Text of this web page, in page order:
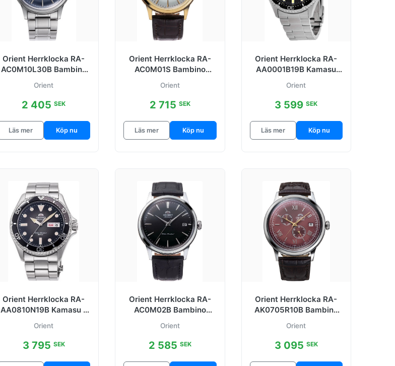
Orient Herrklocka RA-
AC0M10L30B Bambino
Orient
2 405SEK
Läs mer Köp nu
Orient Herrklocka RA-
AC0M01S Bambino
Ø38.4 mm
Orient
2 715 SEK
Läs mer Köp nu
Orient Herrklocka RA-
AA0001B19B Kamasu
Orient
3 599SEK
Läs mer Köp nu
Orient Herrklocka RA-
AA0810N19B Kamasu II
Orient
3 795 SEK
Orient Herrklocka RA-
AC0M02B Bambino
Orient
2 585 SEK
Orient Herrklocka RA-
AK0705R10B Bambino
Ø40.5 mm
Orient
3 095 SEK